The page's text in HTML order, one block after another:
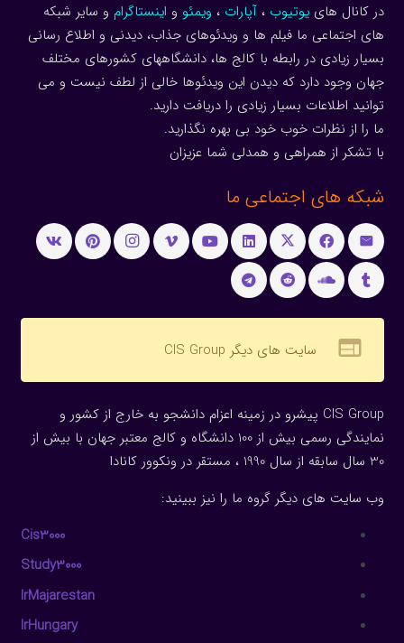
در کانال هاییوتیوب ، آپارات ، ویمئو و اینستاگرام و سایر شبکه
های اجتماعی ما فیلم ها و ویدئوهای جذاب، دیدنی و اطلاع رسانی
بسیار زیادی در رابطه با کالج ها، دانشگاههای کشورهای مختلف
جهان وجود دارد که دیدن این ویدئوها خالی از لطف نیست و می
توانید اطلاعات بسیار زیادی را دریافت دارید.
ما را از نظرات خوب خود بی بهره نگذارید.
با تشکر از همراهی و همدلی شما عزیزان
شبکه های اجتماعی ما
web سایت های دیگر CIS Group
CIS Group پیشرو در زمینه اعزام دانشجو به خارج از کشور و
نمایندگی رسمی بیش از 100 دانشگاه و کالج معتبر جهان با بیش از
30 سال سابقه از سال 1990 ، مستقر در ونکوور کانادا
وب سایت های دیگر گروه ما را نیز ببینید:
Cis3000
Study3000
IrMajarestan
IrHungary